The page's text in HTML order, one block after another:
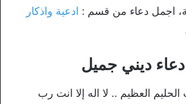
اجمل دعاء من قسم : ادعية واذكار
دعاء ديني جميل
الحليم العظيم .. لا اله إلا انت رب